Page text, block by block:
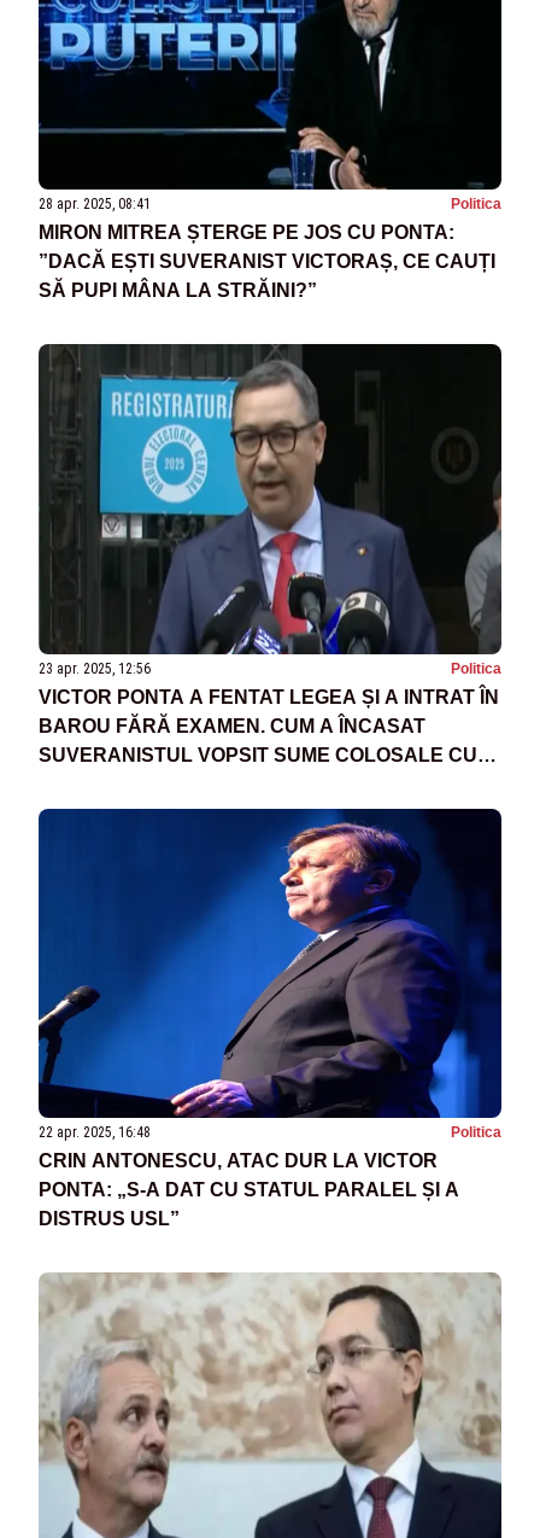
28 apr. 2025, 08:41 Politica
MIRON MITREA ȘTERGE PE JOS CU PONTA:
”DACĂ EȘTI SUVERANIST VICTORAȘ, CE CAUȚI
SĂ PUPI MÂNA LA STRĂINI?”
23 apr. 2025, 12:56 Politica
VICTOR PONTA A FENTAT LEGEA ȘI A INTRAT ÎN
BAROU FĂRĂ EXAMEN. CUM A ÎNCASAT
SUVERANISTUL VOPSIT SUME COLOSALE CU
22 apr. 2025, 16:48 Politica
CRIN ANTONESCU, ATAC DUR LA VICTOR
PONTA: „S-A DAT CU STATUL PARALEL ȘI A
DISTRUS USL”